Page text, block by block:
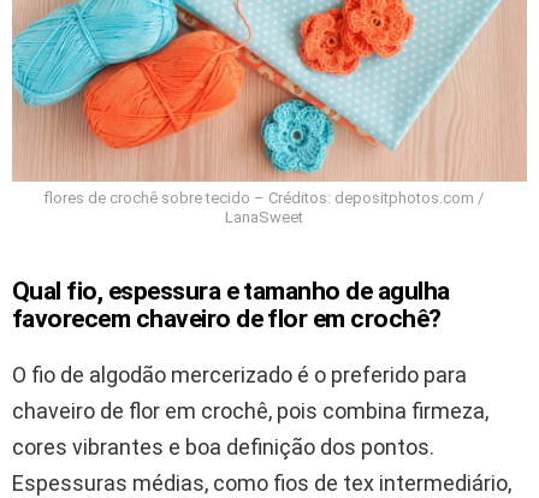
flores de crochê sobre tecido – Créditos: depositphotos.com /
LanaSweet
Qual fio, espessura e tamanho de agulha
favorecem chaveiro de flor em crochê?
O fio de algodão mercerizado é o preferido para
chaveiro de flor em crochê, pois combina firmeza,
cores vibrantes e boa definição dos pontos.
Espessuras médias, como fios de tex intermediário,